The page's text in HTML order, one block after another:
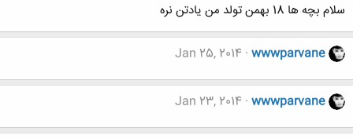
سلام بچه ها 18 بهمن تولد من یادتن نره
wwwparvane
Jan 25, 2014
wwwparvane
Jan 23, 2014